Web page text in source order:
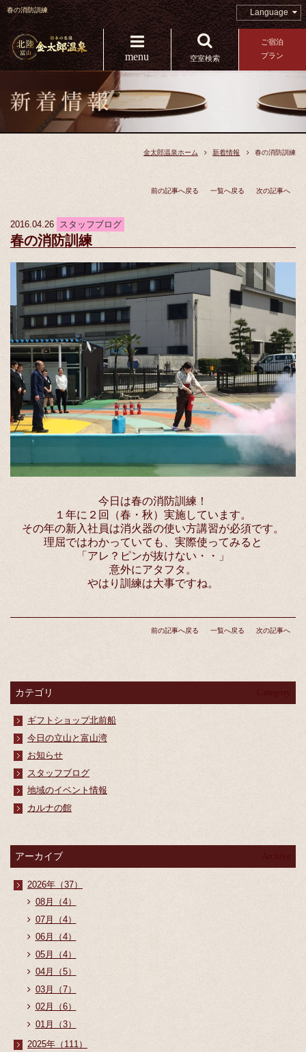
春の消防訓練 Language
menu 空室検索
ご宿泊
プラン
金太郎温泉ホーム 新着情報 春の消防訓練
前の記事へ戻る 一覧へ戻る 次の記事へ
2016.04.26 スタッフブログ
春の消防訓練
今日は春の消防訓練！
１年に２回（春・秋）実施しています。
その年の新入社員は消火器の使い方講習が必須です。
理屈ではわかっていても、実際使ってみると
「アレ？ピンが抜けない・・」
意外にアタフタ。
やはり訓練は大事ですね。
前の記事へ戻る 一覧へ戻る 次の記事へ
カテゴリ
ギフトショップ北前船
今日の立山と富山湾
お知らせ
スタッフブログ
地域のイベント情報
カルナの館
アーカイブ
2026年（37）
08月（4）
07月（4）
06月（4）
05月（4）
04月（5）
03月（7）
02月（6）
01月（3）
2025年（111）